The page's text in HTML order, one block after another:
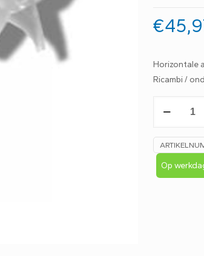
€
Horizontale
Ricambi /
siliconen
lekstrip
set
Op